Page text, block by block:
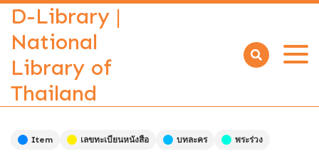
D-Library |
National
Library of
Thailand
Open
Item เลขทะเบียนหนังสือ บทละคร พระร่วง